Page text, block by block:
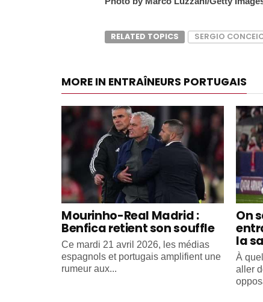
RELATED TOPICS SERGIO
MORE IN ENTRAÎNEURS PORTUGAIS
Mourinho-Real Madrid :
Benfica retient son souffle
Ce mardi 21 avril 2026, les médias
espagnols et portugais amplifient une
rumeur aux...
On
la
À
aller